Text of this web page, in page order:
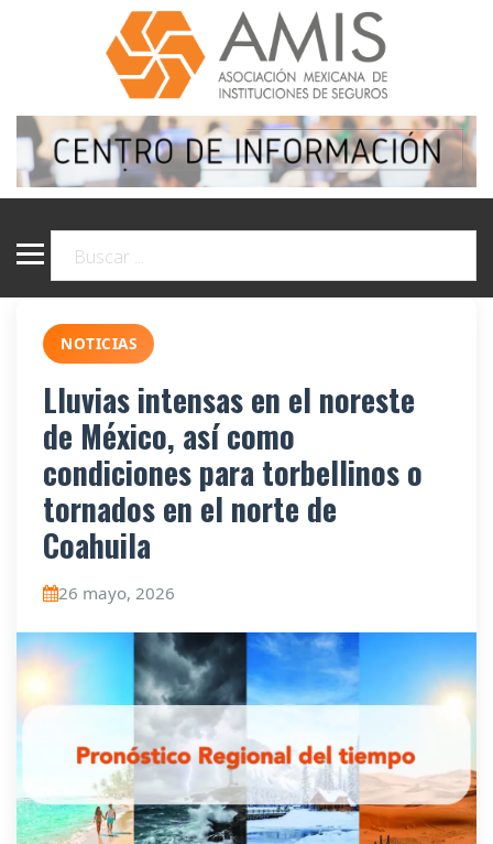
NOTICIAS
Lluvias intensas en el noreste
de México, así como
condiciones para torbellinos o
tornados en el norte de
Coahuila
26 mayo, 2026